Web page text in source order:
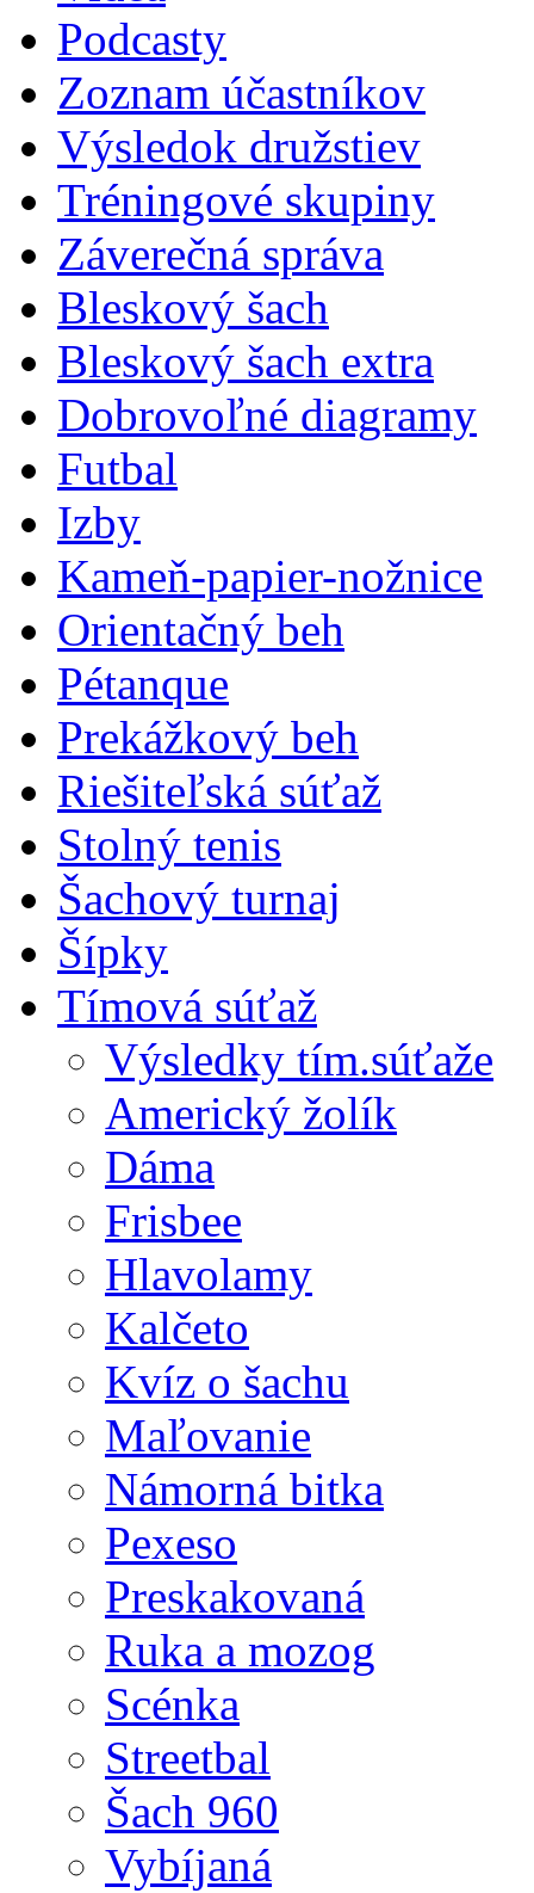
Podcasty
Zoznam účastníkov
Výsledok družstiev
Tréningové skupiny
Záverečná správa
Bleskový šach
Bleskový šach extra
Dobrovoľné diagramy
Futbal
Izby
Kameň-papier-nožnice
Orientačný beh
Pétanque
Prekážkový beh
Riešiteľská súťaž
Stolný tenis
Šachový turnaj
Šípky
Tímová súťaž
Výsledky tím.súťaže
Americký žolík
Dáma
Frisbee
Hlavolamy
Kalčeto
Kvíz o šachu
Maľovanie
Námorná bitka
Pexeso
Preskakovaná
Ruka a mozog
Scénka
Streetbal
Šach 960
Vybíjaná